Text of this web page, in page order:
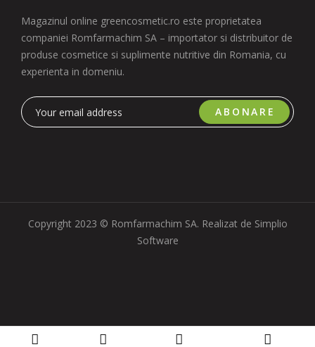
Magazinul online greencosmetic.ro este proprietatea
companiei Romfarmachim SA – importator si distribuitor de
produse cosmetice si suplimente nutritive din Romania, cu
experienta in domeniu.
ABONARE
Copyright 2023 © Romfarmachim SA. Realizat de Simplio
Software